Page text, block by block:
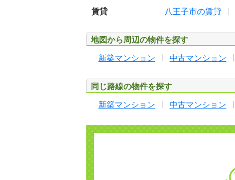
賃貸
八王子市の賃貸
地図から周辺の物件を探す
新築マンション 中古マンション
同じ路線の物件を探す
新築マンション 中古マンション